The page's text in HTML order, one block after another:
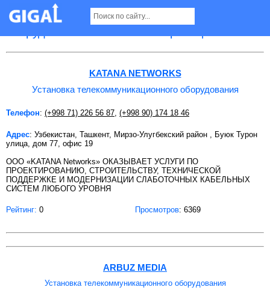
Установка телекоммуникационного
KATANA NETWORKS
Установка телекоммуникационного оборудования
Телефон: (+998 71) 226 56 87 (+998 90) 174 18 46
Адрес: Узбекистан, Ташкент, Мирзо-Улугбекский район , Буюк Турон
улица, дом 77, офис 19
ООО «KATANA Networks» ОКАЗЫВАЕТ УСЛУГИ ПО
ПРОЕКТИРОВАНИЮ, СТРОИТЕЛЬСТВУ, ТЕХНИЧЕСКОЙ
ПОДДЕРЖКЕ И МОДЕРНИЗАЦИИ СЛАБОТОЧНЫХ КАБЕЛЬНЫХ
СИСТЕМ ЛЮБОГО УРОВНЯ
Рейтинг: 0 Просмотров: 6369
ARBUZ MEDIA
Установка телекоммуникационного оборудования